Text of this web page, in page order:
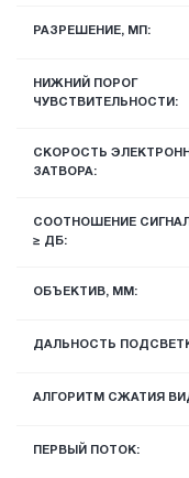
РАЗРЕШЕНИЕ, МП:
НИЖНИЙ ПОРОГ
ЧУВСТВИТЕЛЬНОСТИ:
СКОРОСТЬ
ЗАТВОРА:
СООТНОШЕНИЕ
≥ ДБ:
ОБЪЕКТИВ, ММ:
ДАЛЬНОСТЬ
АЛГОРИТМ СЖАТИЯ
ПЕРВЫЙ ПОТОК: